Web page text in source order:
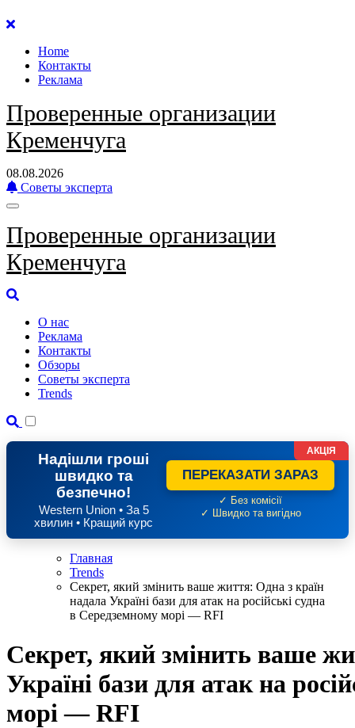
Перейти
содержанию
Home
Контакты
Реклама
Проверенные организации
Кременчуга
08.08.2026
Советы эксперта
Проверенные организации
Кременчуга
О нас
Реклама
Контакты
Обзоры
Советы эксперта
Trends
Надішли гроші
швидко та
безпечно!
Western Union • За 5
хвилин • Кращий курс
ПЕРЕКАЗАТИ ЗАРАЗ
✓ Без комісії
✓ Швидко та вигідно
АКЦІЯ
Главная
Trends
Секрет, який змінить ваше життя: Одна з країн
надала Україні бази для атак на російські судна
в Середземному морі — RFI
Секрет, який змінить ваше
Україні бази для атак на
морі — RFI